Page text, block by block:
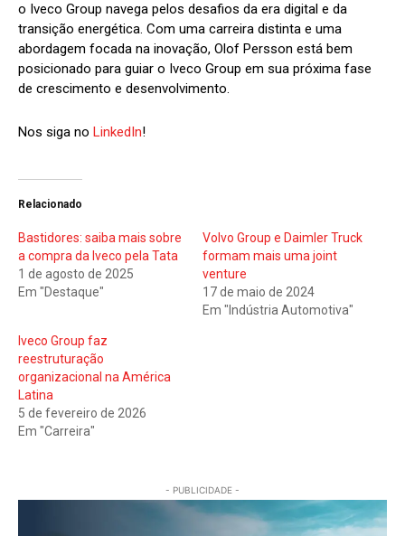
o Iveco Group navega pelos desafios da era digital e da
transição energética. Com uma carreira distinta e uma
abordagem focada na inovação, Olof Persson está bem
posicionado para guiar o Iveco Group em sua próxima fase
de crescimento e desenvolvimento.
Nos siga no LinkedIn!
Relacionado
Bastidores: saiba mais sobre
a compra da Iveco pela Tata
1 de agosto de 2025
Em "Destaque"
Volvo Group e Daimler Truck
formam mais uma joint
venture
17 de maio de 2024
Em "Indústria Automotiva"
Iveco Group faz
reestruturação
organizacional na América
Latina
5 de fevereiro de 2026
Em "Carreira"
- PUBLICIDADE -